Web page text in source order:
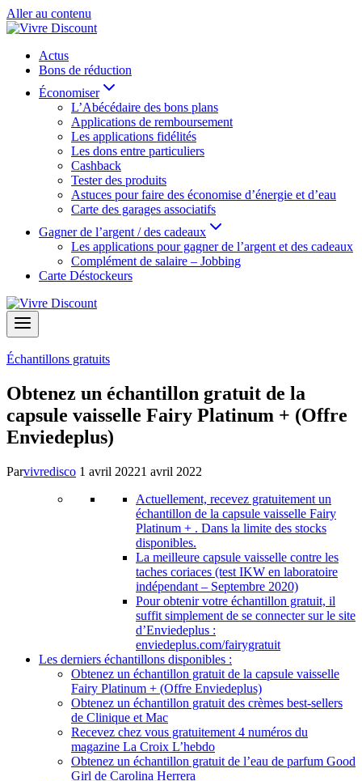
Aller au contenu
Actus
Bons de réduction
Économiser
L’Abécédaire des bons plans
Applications de remboursement
Les applications fidélités
Les dons entre particuliers
Cashback
Tester des produits
Astuces pour faire des économise d’énergie et d’eau
Carte des garages associatifs
Gagner de l’argent / des cadeaux
Les applications pour gagner de l’argent et des cadeaux
Complément de salaire – Jobbing
Carte Déstockeurs
Échantillons gratuits
Obtenez un échantillon gratuit de la
capsule vaisselle Fairy Platinum + (Offre
Enviedeplus)
Parvivredisco 1 avril 20221 avril 2022
Actuellement, recevez gratuitement un
échantillon de la capsule vaisselle Fairy
Platinum + . Dans la limite des stocks
disponibles.
La meilleure capsule vaisselle contre les
taches coriaces (test IKW en laboratoire
indépendant – Septembre 2020)
Pour obtenir votre échantillon gratuit, il
suffit simplement de se connecter sur le site
d’Enviedeplus :
enviedeplus.com/fairygratuit
Les derniers échantillons disponibles :
Obtenez un échantillon gratuit de la capsule vaisselle
Fairy Platinum + (Offre Enviedeplus)
Obtenez un échantillon gratuit des crèmes best-sellers
de Clinique et Mac
Recevez chez vous gratuitement 4 numéros du
magazine La Croix L’hebdo
Obtenez un échantillon gratuit de l’eau de parfum Good
Girl de Carolina Herrera